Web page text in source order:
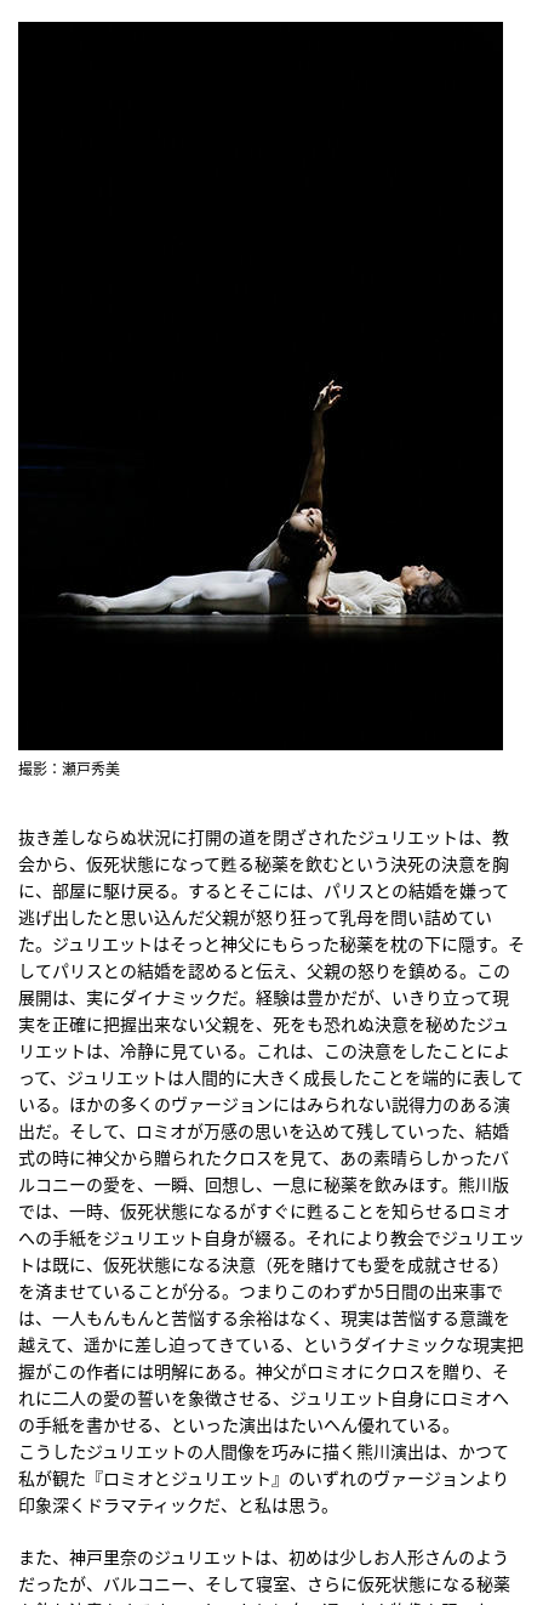
撮影：瀬戸秀美
抜き差しならぬ状況に打開の道を閉ざされたジュリエットは、教
会から、仮死状態になって甦る秘薬を飲むという決死の決意を胸
に、部屋に駆け戻る。するとそこには、パリスとの結婚を嫌って
逃げ出したと思い込んだ父親が怒り狂って乳母を問い詰めてい
た。ジュリエットはそっと神父にもらった秘薬を枕の下に隠す。そ
してパリスとの結婚を認めると伝え、父親の怒りを鎮める。この
展開は、実にダイナミックだ。経験は豊かだが、いきり立って現
実を正確に把握出来ない父親を、死をも恐れぬ決意を秘めたジュ
リエットは、冷静に見ている。これは、この決意をしたことによ
って、ジュリエットは人間的に大きく成長したことを端的に表して
いる。ほかの多くのヴァージョンにはみられない説得力のある演
出だ。そして、ロミオが万感の思いを込めて残していった、結婚
式の時に神父から贈られたクロスを見て、あの素晴らしかったバ
ルコニーの愛を、一瞬、回想し、一息に秘薬を飲みほす。熊川版
では、一時、仮死状態になるがすぐに甦ることを知らせるロミオ
への手紙をジュリエット自身が綴る。それにより教会でジュリエッ
トは既に、仮死状態になる決意（死を賭けても愛を成就させる）
を済ませていることが分る。つまりこのわずか5日間の出来事で
は、一人もんもんと苦悩する余裕はなく、現実は苦悩する意識を
越えて、遥かに差し迫ってきている、というダイナミックな現実把
握がこの作者には明解にある。神父がロミオにクロスを贈り、そ
れに二人の愛の誓いを象徴させる、ジュリエット自身にロミオへ
の手紙を書かせる、といった演出はたいへん優れている。
こうしたジュリエットの人間像を巧みに描く熊川演出は、かつて
私が観た『ロミオとジュリエット』のいずれのヴァージョンより
印象深くドラマティックだ、と私は思う。
また、神戸里奈のジュリエットは、初めは少しお人形さんのよう
だったが、バルコニー、そして寝室、さらに仮死状態になる秘薬